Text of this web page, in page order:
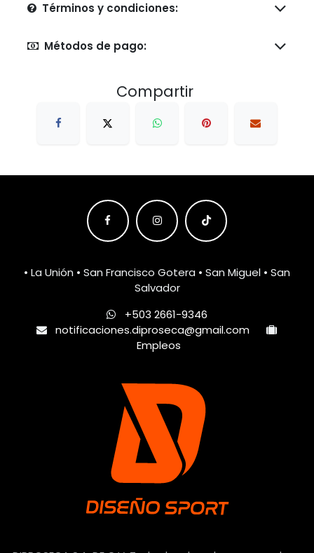
Términos y condiciones:
Métodos de pago:
Compartir
• La Unión • San Francisco Gotera • San Miguel • San
Salvador
+503 2661-9346
notificaciones.diproseca@gmail.com
Empleos